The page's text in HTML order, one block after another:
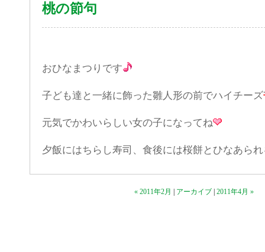
桃の節句
おひなまつりです
子ども達と一緒に飾った雛人形の前でハイチーズ
元気でかわいらしい女の子になってね
夕飯にはちらし寿司、食後には桜餅とひなあら
« 2011年2月 アーカイブ| 2011年4月 »